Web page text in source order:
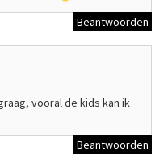
Beantwoorden
vooral de kids kan ik
Beantwoorden